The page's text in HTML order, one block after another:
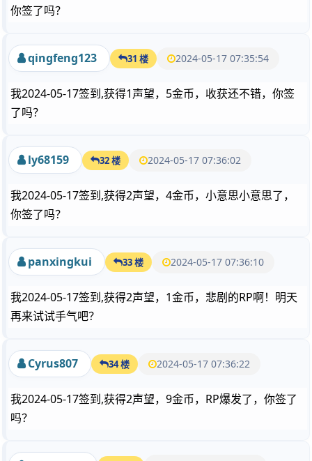
你签了吗？
qingfeng123 31 楼 2024-05-17 07:35:54
我2024-05-17签到,获得1声望，5金币，收获还不错，你签
了吗？
ly68159 32 楼 2024-05-17 07:36:02
我2024-05-17签到,获得2声望，4金币，小意思小意思了，
你签了吗？
panxingkui 33 楼 2024-05-17 07:36:10
我2024-05-17签到,获得2声望，1金币，悲剧的RP啊！明天
再来试试手气吧？
Cyrus807 34 楼 2024-05-17 07:36:22
我2024-05-17签到,获得2声望，9金币，RP爆发了，你签了
吗？